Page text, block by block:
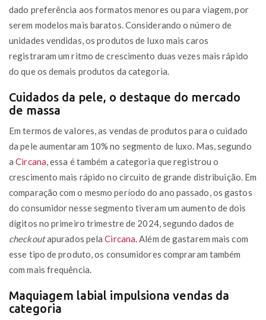
dado preferência aos formatos menores ou para viagem, por
serem modelos mais baratos. Considerando o número de
unidades vendidas, os produtos de luxo mais caros
registraram um ritmo de crescimento duas vezes mais rápido
do que os demais produtos da categoria.
Cuidados da pele, o destaque do mercado
de massa
Em termos de valores, as vendas de produtos para o cuidado
da pele aumentaram 10% no segmento de luxo. Mas, segundo
aCircana , essa é também a categoria que registrou o
crescimento mais rápido no circuito de grande distribuição. Em
comparação com o mesmo período do ano passado, os gastos
do consumidor nesse segmento tiveram um aumento de dois
dígitos no primeiro trimestre de 2024, segundo dados de
checkoutapurados pelaCircana . Além de gastarem mais com
esse tipo de produto, os consumidores compraram também
com mais frequência.
Maquiagem labial impulsiona vendas da
categoria